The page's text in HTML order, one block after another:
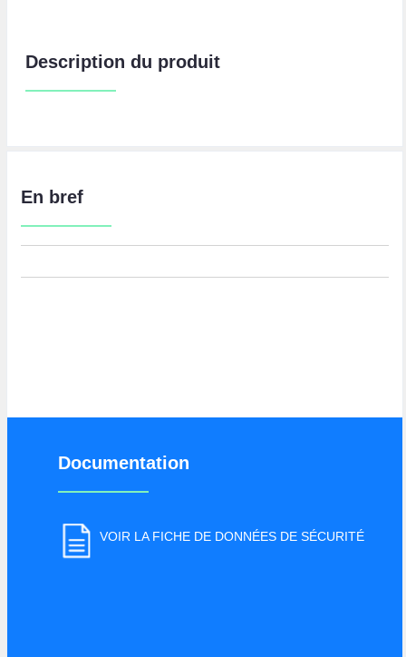
Description du produit
En bref
Documentation
VOIR LA FICHE DE DONNÉES DE SÉCURITÉ